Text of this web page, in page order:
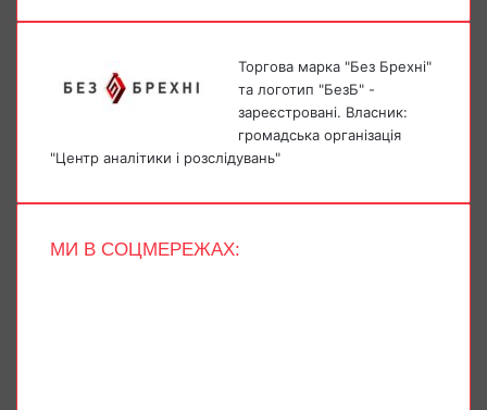
Торгова марка "Без Брехні"
та логотип "БезБ" -
зареєстровані. Власник:
громадська організація
"Центр аналітики і розслідувань"
МИ В СОЦМЕРЕЖАХ: